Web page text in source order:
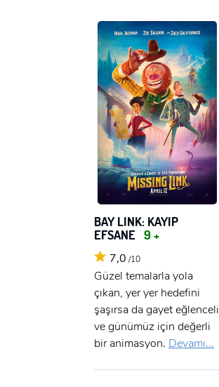
BAY LINK: KAYIP
EFSANE 9 +
7,0 /10
Güzel temalarla yola
çıkan, yer yer hedefini
şaşırsa da gayet eğlenceli
ve günümüz için değerli
bir animasyon. Devamı...